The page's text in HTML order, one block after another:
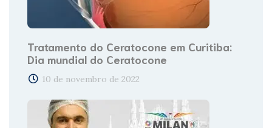
Tratamento do Ceratocone em Curitiba:
Dia mundial do Ceratocone
10 de novembro de 2022